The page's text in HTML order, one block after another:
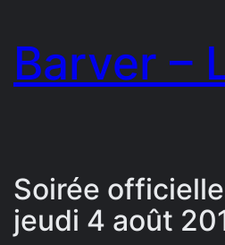
Inhalt
springen
Barver –
Soirée officielle
jeudi 4 août